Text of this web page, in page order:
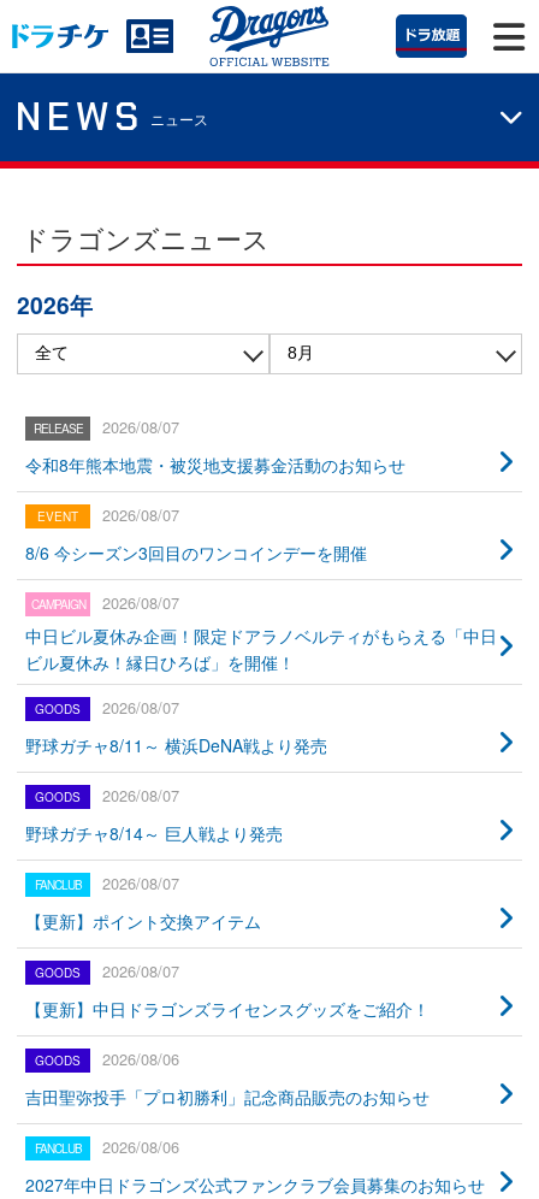
NEWS ニュース
ドラゴンズニュース
2026年
2026/08/07
令和8年熊本地震・被災地支援募金活動のお知らせ
2026/08/07
8/6 今シーズン3回目のワンコインデーを開催
2026/08/07
中日ビル夏休み企画！限定ドアラノベルティがもらえる「中日
ビル夏休み！縁日ひろば」を開催！
2026/08/07
野球ガチャ8/11～ 横浜DeNA戦より発売
2026/08/07
野球ガチャ8/14～ 巨人戦より発売
2026/08/07
【更新】ポイント交換アイテム
2026/08/07
【更新】中日ドラゴンズライセンスグッズをご紹介！
2026/08/06
吉田聖弥投手「プロ初勝利」記念商品販売のお知らせ
2026/08/06
2027年中日ドラゴンズ公式ファンクラブ会員募集のお知らせ